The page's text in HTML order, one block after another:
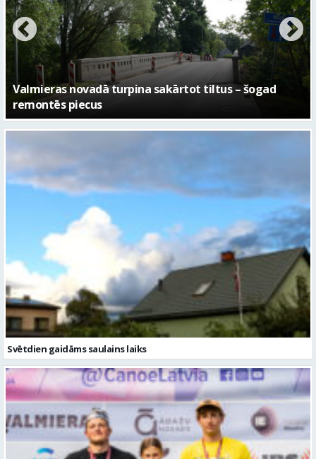
No pagaidu teātra līdz laikmetīgās kultūras centram
– kā attīstīsies “Kurtuve”
Svētdien gaidāms saulains laiks